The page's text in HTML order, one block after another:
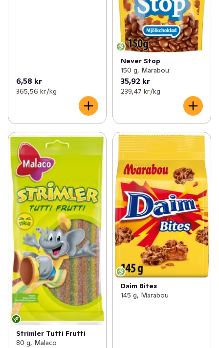
6,58 kr
365,56 kr /kg
Never Stop
150 g, Marabou
35,92 kr
239,47 kr /kg
Strimler Tutti Frutti
80 g, Malaco
Daim Bites
145 g, Marabou